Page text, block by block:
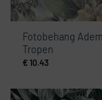
Fotobehang
Tropen
€ 10.43